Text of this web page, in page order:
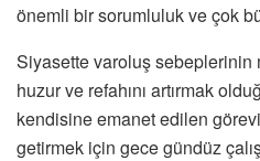
önemli bir sorumluluk ve çok
Siyasette varoluş sebeplerinin
huzur ve refahını artırmak
kendisine emanet edilen
getirmek için gece gündüz